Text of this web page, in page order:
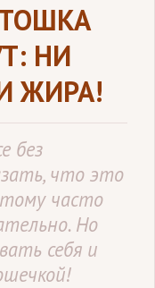
НИ
ЖИРА!
без
что это
часто
Но
себя и